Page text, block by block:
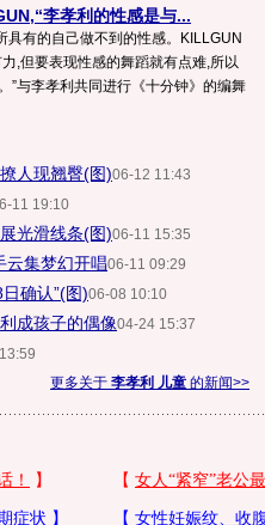
李孝利的性感是与...
具有的自己做不到的性感。KILLGUN
,但要表现性感的舞蹈就有点难,所以
”与李孝利共同进行《十分钟》的编舞
人现翘臀(图)06-12 11:43
11 19:10
光滑线条(图)06-11 15:35
云集梦幻开唱06-11 09:29
确认”(图)06-08 10:10
成孩子的偶像04-24 15:37
更多关于 李孝利 儿童 的新闻>>